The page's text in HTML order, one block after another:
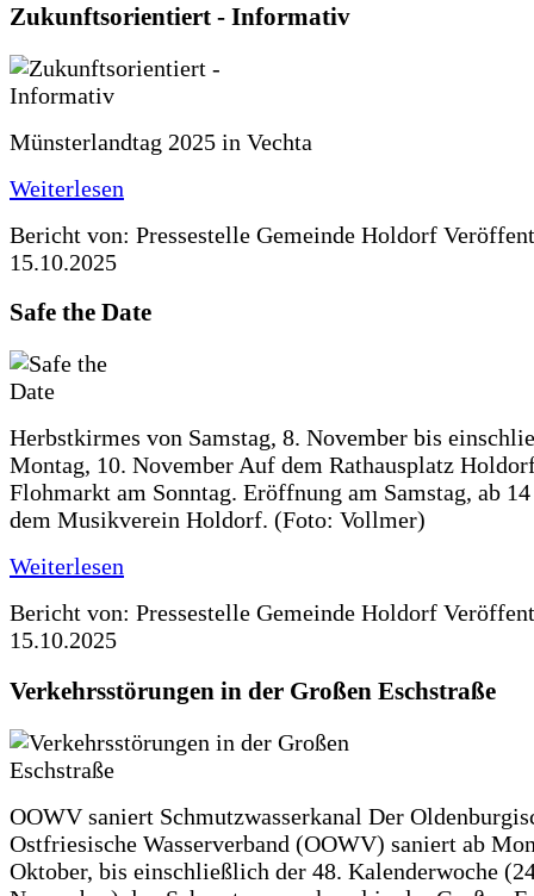
Zukunftsorientiert - Informativ
Münsterlandtag 2025 in Vechta
Weiterlesen
Bericht von: Pressestelle Gemeinde Holdorf
15.10.2025
Safe the Date
Herbstkirmes von Samstag, 8. November bis
Montag, 10. November Auf dem Rathausplatz
Flohmarkt am Sonntag. Eröffnung am Samstag, ab
dem Musikverein Holdorf. (Foto: Vollmer)
Weiterlesen
Bericht von: Pressestelle Gemeinde Holdorf
15.10.2025
Verkehrsstörungen in der Großen Eschstraße
OOWV saniert Schmutzwasserkanal Der
Ostfriesische Wasserverband (OOWV) saniert ab
Oktober, bis einschließlich der 48. Kalenderwoche